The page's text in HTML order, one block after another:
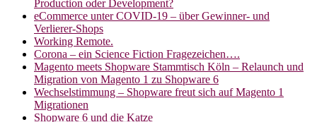
Production oder Development?
eCommerce unter COVID-19 – über Gewinner- und
Verlierer-Shops
Working Remote.
Corona – ein Science Fiction Fragezeichen….
Magento meets Shopware Stammtisch Köln – Relaunch und
Migration von Magento 1 zu Shopware 6
Wechselstimmung – Shopware freut sich auf Magento 1
Migrationen
Shopware 6 und die Katze